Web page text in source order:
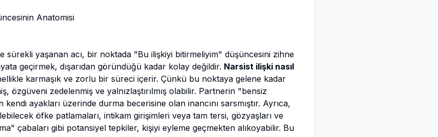
Anatomisi
sürekli yaşanan acı, bir noktada "Bu ilişkiyi bitirmeliyim" düşüncesini zihne
geçirmek, dışarıdan göründüğü kadar kolay değildir. Narsist ilişki nasıl
karmaşık ve zorlu bir süreci içerir. Çünkü bu noktaya gelene kadar
özgüveni zedelenmiş ve yalnızlaştırılmış olabilir. Partnerin "bensiz
ayakları üzerinde durma becerisine olan inancını sarsmıştır. Ayrıca,
öfke patlamaları, intikam girişimleri veya tam tersi, gözyaşları ve
çabaları gibi potansiyel tepkiler, kişiyi eyleme geçmekten alıkoyabilir. Bu